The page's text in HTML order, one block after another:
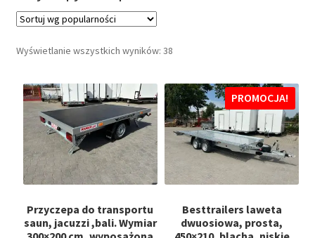
Ciężarowe od 750 kg
Podłodziowe i transportu skuterów wodnych
Motocyklowe i transportu quadów
Lawety, do przewozu pojazdów
Do transportu sprzętu budowlanego
Kontenery, furgony
Wyświetlanie wszystkich wyników: 38Posortowane
Przyczepa do transportu
saun, jacuzzi ,bali. Wymiar
Besttrailers laweta
dwuosiowa, prosta,
PROMOCJA!